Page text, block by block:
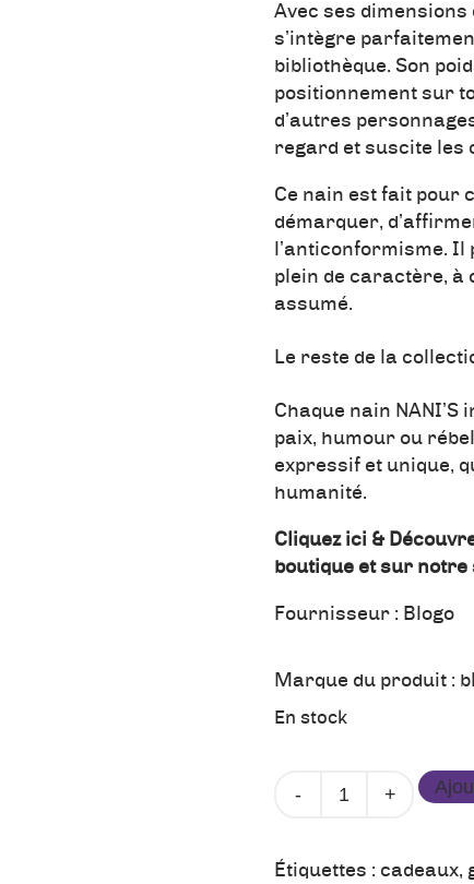
Avec ses dimensions
s’intègre
bibliothèque. Son
positionnement sur
d’autres
regard et suscite les
Ce nain est fait pour
démarquer,
l’anticonformisme.
plein de caractère, à
assumé.
Le reste de la
Chaque nain
paix, humour ou
expressif et unique,
humanité.
Cliquez ici &
boutique et sur notre
Fournisseur : Blogo
Marque du produit :
En stock
quantité
Mat
Étiquettes : cadeaux,